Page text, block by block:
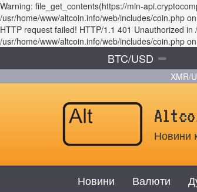
Warning: file_get_contents(https://min-
/usr/home/www/altcoin.info/web/includes/coin.php
HTTP request failed! HTTP/1.1 401 Unauthorized
/usr/home/www/altcoin.info/web/includes/coin.php
BTC/USD
XMR/
Новини
Новини Валюти